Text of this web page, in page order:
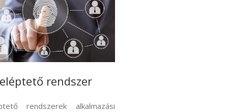
rendszer
rendszerek alkalmazási